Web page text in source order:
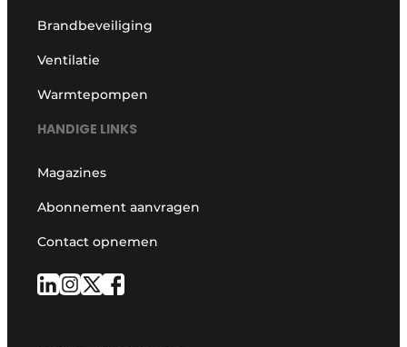
Brandbeveiliging
Ventilatie
Warmtepompen
HANDIGE LINKS
Magazines
Abonnement aanvragen
Contact opnemen